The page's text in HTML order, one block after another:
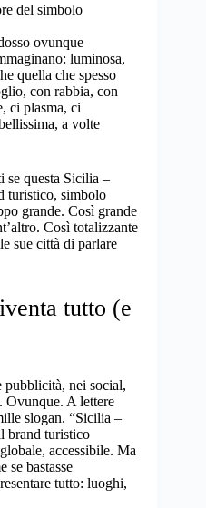
del simbolo
ovunque
luminosa,
quella che spesso
con rabbia, con
ci plasma, ci
a volte
se questa Sicilia –
turistico, simbolo
grande. Così grande
Così totalizzante
sue città di parlare
tutto (e
pubblicità, nei social,
Ovunque. A lettere
slogan. “Sicilia –
brand turistico
accessibile. Ma
se bastasse
tutto: luoghi,